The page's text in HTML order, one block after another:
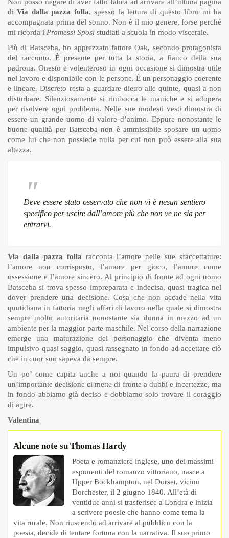
diVia dalla pazza folla, spesso la lettura di questo libro mi ha
accompagnata prima del sonno. Non è il mio genere, forse perché
mi ricorda i Promessi Sposi studiati a scuola in modo viscerale.
Più di Batsceba, ho apprezzato fattore Oak, secondo protagonista
del racconto. È presente per tutta la storia, a fianco della sua
padrona. Onesto e volenteroso in ogni occasione si dimostra utile
nel lavoro e disponibile con le persone. È un personaggio coerente
e lineare. Discreto resta a guardare dietro alle quinte, quasi a non
disturbare. Silenziosamente si rimbocca le maniche e si adopera
per risolvere ogni problema. Nelle sue modesti vesti dimostra di
essere un grande uomo di valore d’animo. Eppure nonostante le
buone qualità per Batsceba non è ammissibile sposare un uomo
come lui che non possiede nulla per cui non può essere alla sua
altezza.
Deve essere stato osservato che non vi è nesun sentiero
specifico per uscire dall’amore più che non ve ne sia per
entrarvi.
Via dalla pazza folla racconta l’amore nelle sue sfaccettature:
l’amore non corrisposto, l’amore per gioco, l’amore come
ossessione e l’amore sincero. Al principio di fronte ad ogni uomo
Batsceba si trova spesso impreparata e indecisa, quasi tragica nel
dover prendere una decisione. Cosa che non accade nella vita
quotidiana in fattoria negli affari di lavoro nella quale si dimostra
sempre molto autoritaria nonostante sia donna in mezzo ad un
ambiente per la maggior parte maschile. Nel corso della narrazione
emerge una maturazione del personaggio che diventa meno
impulsivo quasi saggio, quasi rassegnato in fondo ad accettare ciò
che in cuor suo sapeva da sempre.
Un po’ come capita anche a noi quando la paura di prendere
un’importante decisione ci mette di fronte a dubbi e incertezze, ma
in fondo abbiamo già deciso e dobbiamo solo trovare il coraggio
di agire.
Valentina
Alcune note su Thomas Hardy
Poeta e romanziere inglese, uno dei massimi
esponenti del romanzo vittoriano, nasce a
Upper Bockhampton, nel Dorset, vicino
Dorchester, il 2 giugno 1840. All’età di
ventidue anni si trasferisce a Londra e inizia
a scrivere poesie che hanno come tema la
vita rurale. Non riuscendo ad arrivare al pubblico con la
poesia, decide di tentare fortuna con la narrativa. Il suo primo